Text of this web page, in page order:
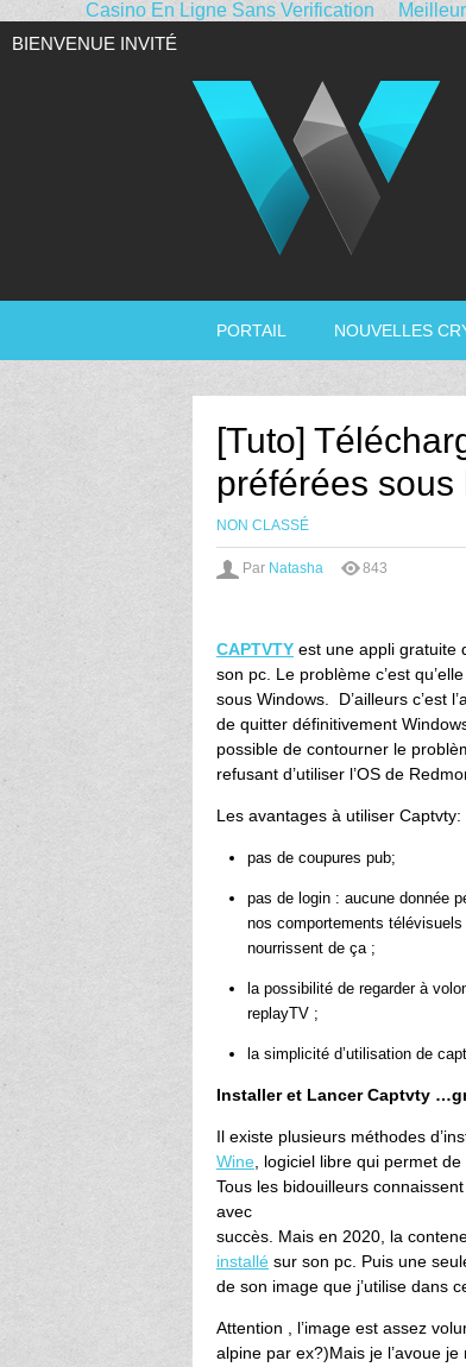
Casino En Ligne Sans Verification
BIENVENUE INVITÉ
PORTAIL NOUVELLES
[Tuto]
préférées sous
NON CLASSÉ
Par Natasha 843
CAPTVTY est une appli gratuite
son pc. Le problème c’est
sous Windows. D’ailleurs c’est
de quitter définitivement
possible de contourner le
refusant d’utiliser l’OS de
Les avantages à utiliser Captvty:
pas de coupures pub;
pas de login : aucune donnée
nos comportements
nourrissent de ça ;
la possibilité de regarder à
replayTV ;
la simplicité d’utilisation de
Installer et Lancer Captvty
Il existe plusieurs méthodes
Wine , logiciel libre qui permet
Tous les bidouilleurs connaissent
avec
succès. Mais en 2020, la
installé sur son pc. Puis une
de son image que j’utilise dans
Attention , l’image est assez
alpine par ex?)Mais je l’avoue je